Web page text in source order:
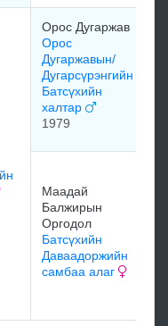
Орос Дугаржав
Орос
Дугаржавын/
Дугарсүрэнгийн
Батсүхийн
халтар
1979
Маадай
Балжирын
Оргодол
Батсүхийн
Даваадоржийн
самбаа алаг